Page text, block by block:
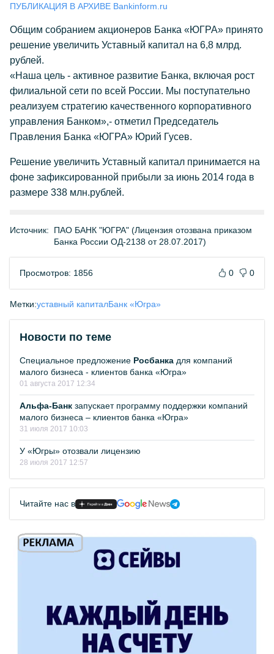
ПУБЛИКАЦИЯ В АРХИВЕ Bankinform.ru
Общим собранием акционеров Банка «ЮГРА» принято
решение увеличить Уставный капитал на 6,8 млрд.
рублей.
«Наша цель - активное развитие Банка, включая рост
филиальной сети по всей России. Мы поступательно
реализуем стратегию качественного корпоративного
управления Банком»,- отметил Председатель
Правления Банка «ЮГРА» Юрий Гусев.
Решение увеличить Уставный капитал принимается на
фоне зафиксированной прибыли за июнь 2014 года в
размере 338 млн.рублей.
Источник:
ПАО БАНК "ЮГРА" (Лицензия отозвана приказом
Банка России ОД-2138 от 28.07.2017)
Просмотров: 1856 0 0
Метки:уставный капиталБанк «Югра»
Новости по теме
Специальное предложение Росбанка для компаний
малого бизнеса - клиентов банка «Югра»
01 августа 2017 12:34
Альфа-Банк запускает программу поддержки компаний
малого бизнеса – клиентов банка «Югра»
31 июля 2017 10:03
У «Югры» отозвали лицензию
28 июля 2017 12:57
Читайте нас в